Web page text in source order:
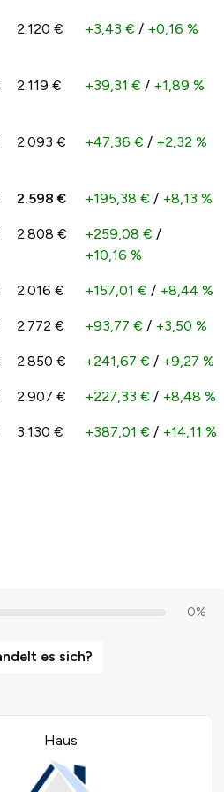
2.120 € +3,43 € / +0,16 %
2.119 € +39,31 € / +1,89 %
2.093 € +47,36 € / +2,32 %
2.598 € +195,38 € / +8,13 %
2.808 € +259,08 € /
+10,16 %
2.016 € +157,01 € / +8,44 %
2.772 € +93,77 € / +3,50 %
2.850 € +241,67 € / +9,27 %
2.907 € +227,33 € / +8,48 %
3.130 € +387,01 € / +14,11 %